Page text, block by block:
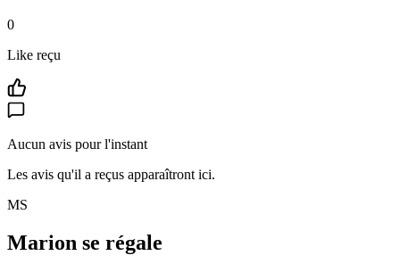
0
Like reçu
Aucun avis pour l'instant
Les avis qu'il a reçus apparaîtront ici.
MS
Marion se régale